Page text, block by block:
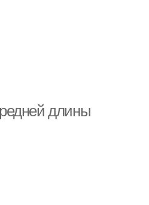
длины